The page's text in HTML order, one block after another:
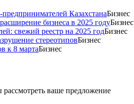
КазахстанаБизнес
бизнеса в 2025 годуБизнес
свежий реестр на 2025 годБизнес
стереотиповБизнес
к 8 мартаБизнес
рассмотреть ваше предложение